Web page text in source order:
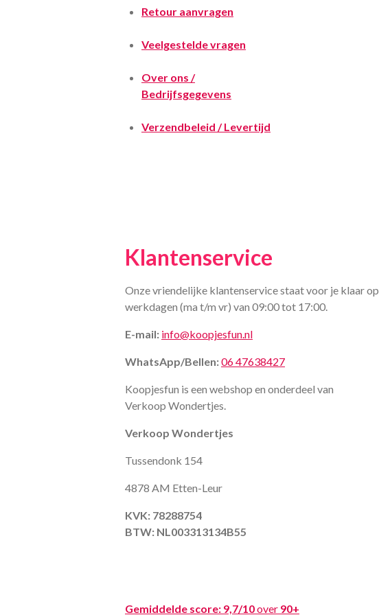
Retour aanvragen
Veelgestelde vragen
Over ons /
Bedrijfsgegevens
Verzendbeleid / Levertijd
Klantenservice
Onze vriendelijke klantenservice staat voor je klaar op
werkdagen (ma t/m vr) van 09:00 tot 17:00.
E-mail: info@koopjesfun.nl
WhatsApp/Bellen:06 47638427
Koopjesfun is een webshop en onderdeel van
Verkoop Wondertjes.
Verkoop Wondertjes
Tussendonk 154
4878 AM Etten-Leur
KVK: 78288754
BTW: NL003313134B55
Gemiddelde score: 9,7/10over 90+